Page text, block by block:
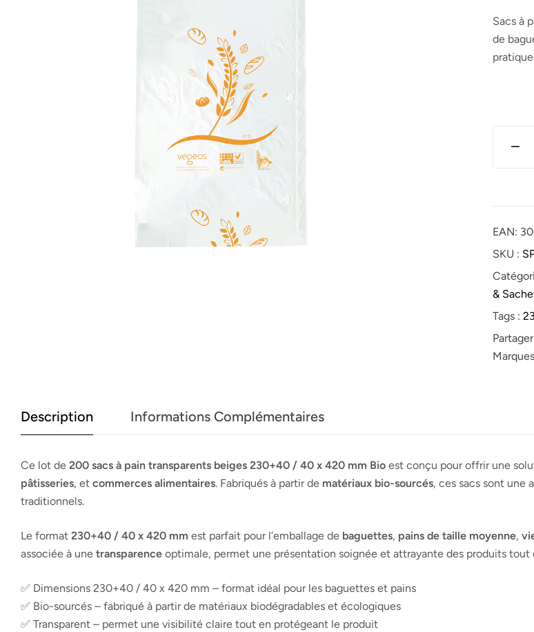
Sacs à
de
EAN:
SKU :
&
Tags :
Description Informations Complémentaires
Ce lot de 200 sacs à pain transparents beiges 230+40 / 40 x 420 mm Bio est conçu pour offrir une
pâtisseries, et commerces alimentaires. Fabriqués à partir de matériaux bio-sourcés, ces sacs sont une
traditionnels.
Le format 230+40 / 40 x 420 mm est parfait pour l’emballage de baguettes, pains de taille moyenne,
associée à une transparence optimale, permet une présentation soignée et attrayante des produits tout
✅ Dimensions 230+40 / 40 x 420 mm – format idéal pour les baguettes et pains
✅ Bio-sourcés – fabriqué à partir de matériaux biodégradables et écologiques
✅ Transparent – permet une visibilité claire tout en protégeant le produit